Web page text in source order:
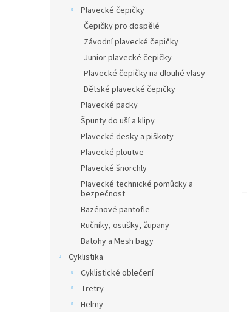
Plavecké čepičky
Čepičky pro dospělé
Závodní plavecké čepičky
Junior plavecké čepičky
Plavecké čepičky na dlouhé vlasy
Dětské plavecké čepičky
Plavecké packy
Špunty do uší a klipy
Plavecké desky a piškoty
Plavecké ploutve
Plavecké šnorchly
Plavecké technické pomůcky a
bezpečnost
Bazénové pantofle
Ručníky, osušky, župany
Batohy a Mesh bagy
Cyklistika
Cyklistické oblečení
Tretry
Helmy